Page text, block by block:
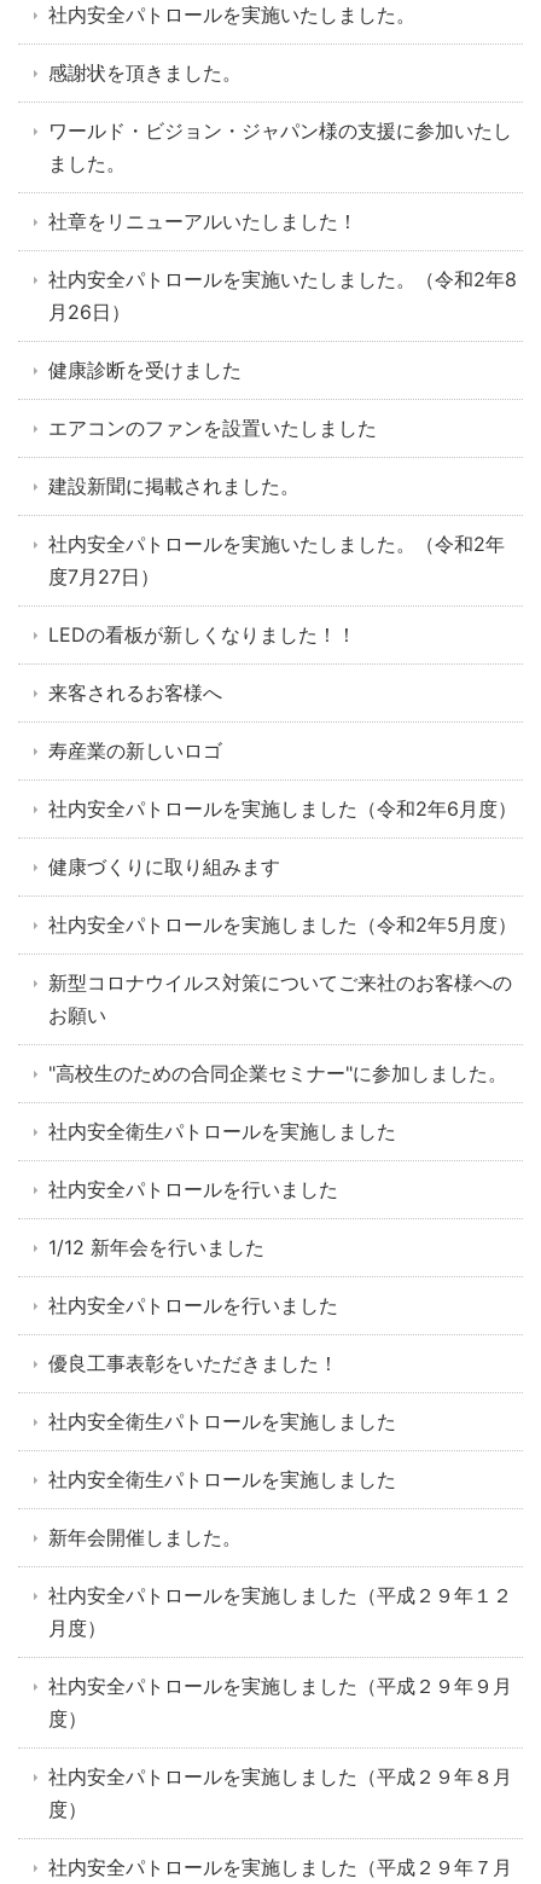
社内安全パトロールを実施いたしました。
感謝状を頂きました。
ワールド・ビジョン・ジャパン様の支援に参加いたし
ました。
社章をリニューアルいたしました！
社内安全パトロールを実施いたしました。（令和2年8
月26日）
健康診断を受けました
エアコンのファンを設置いたしました
建設新聞に掲載されました。
社内安全パトロールを実施いたしました。（令和2年
度7月27日）
LEDの看板が新しくなりました！！
来客されるお客様へ
寿産業の新しいロゴ
社内安全パトロールを実施しました（令和2年6月度）
健康づくりに取り組みます
社内安全パトロールを実施しました（令和2年5月度）
新型コロナウイルス対策についてご来社のお客様への
お願い
"高校生のための合同企業セミナー"に参加しました。
社内安全衛生パトロールを実施しました
社内安全パトロールを行いました
1/12 新年会を行いました
社内安全パトロールを行いました
優良工事表彰をいただきました！
社内安全衛生パトロールを実施しました
社内安全衛生パトロールを実施しました
新年会開催しました。
社内安全パトロールを実施しました（平成２９年１２
月度）
社内安全パトロールを実施しました（平成２９年９月
度）
社内安全パトロールを実施しました（平成２９年８月
度）
社内安全パトロールを実施しました（平成２９年７月